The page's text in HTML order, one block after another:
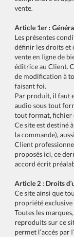
vente.
Article 1er :
Les présentes
définir les droits et
vente en ligne de
éditrice au Client.
de modification à
faisant foi.
Par produit, il faut
audio sous tout
tout format, fichier
Ce site est destiné
la commande),
Client
proposés ici, ce
accord écrit
Article 2 : Droits
Ce site ainsi que
propriété
Toutes les
reproduits sur ce
permet l’accès par